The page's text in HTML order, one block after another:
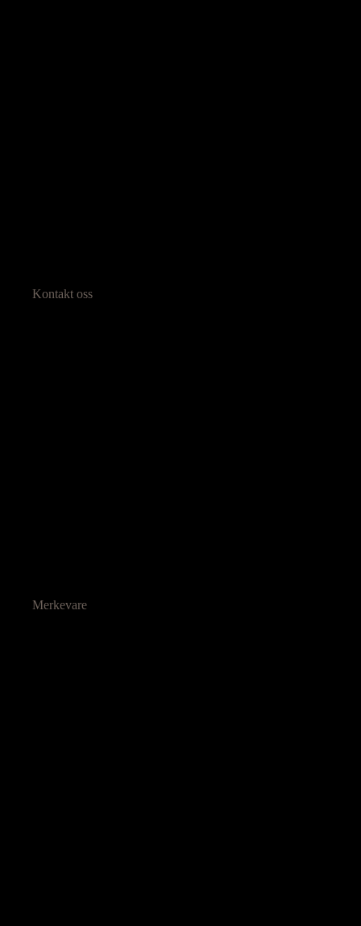
Kontakt oss
Merkevare